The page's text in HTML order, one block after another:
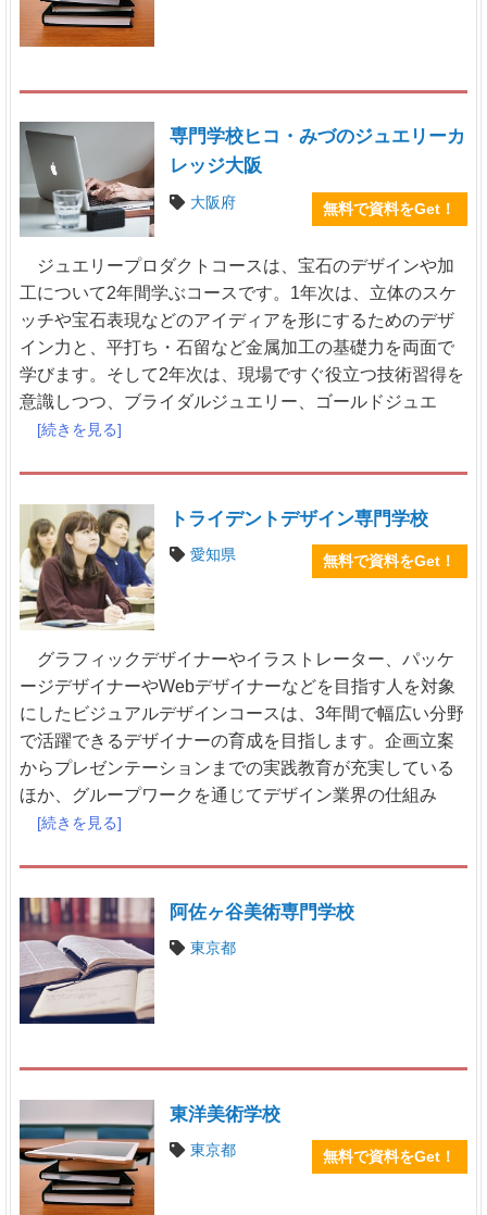
専門学校ヒコ・みづのジュエリーカ
レッジ大阪
大阪府 無料で資料をGet！
ジュエリープロダクトコースは、宝石のデザインや加
工について2年間学ぶコースです。1年次は、立体のスケ
ッチや宝石表現などのアイディアを形にするためのデザ
イン力と、平打ち・石留など金属加工の基礎力を両面で
学びます。そして2年次は、現場ですぐ役立つ技術習得を
意識しつつ、ブライダルジュエリー、ゴールドジュエ
[続きを見る]
トライデントデザイン専門学校
愛知県 無料で資料をGet！
グラフィックデザイナーやイラストレーター、パッケ
ージデザイナーやWebデザイナーなどを目指す人を対象
にしたビジュアルデザインコースは、3年間で幅広い分野
で活躍できるデザイナーの育成を目指します。企画立案
からプレゼンテーションまでの実践教育が充実している
ほか、グループワークを通じてデザイン業界の仕組み
[続きを見る]
阿佐ヶ谷美術専門学校
東京都
東洋美術学校
東京都 無料で資料をGet！